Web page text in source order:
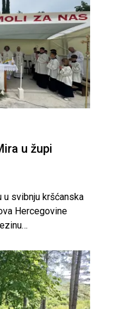
u župi
u svibnju kršćanska
Hercegovine